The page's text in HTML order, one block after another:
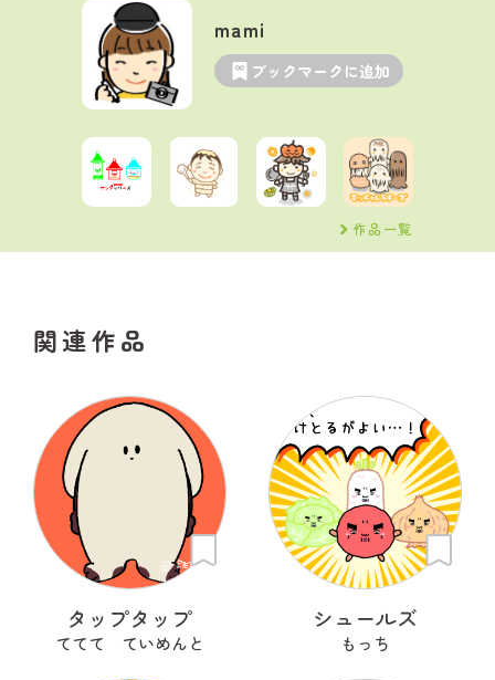
mami
ブックマークに追加
作品一覧
関連作品
タップタップ
ててて ていめんと
シュールズ
もっち